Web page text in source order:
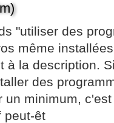
"utiliser des
même
à la description.
des
un minimum,
peut-êt